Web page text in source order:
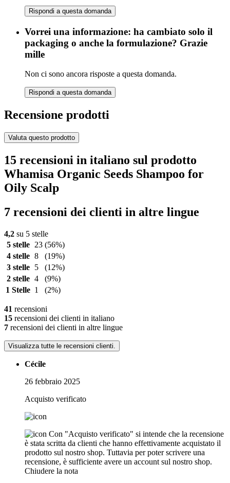
Rispondi a questa domanda
Vorrei una informazione: ha cambiato solo il
packaging o anche la formulazione? Grazie
mille
Non ci sono ancora risposte a questa domanda.
Rispondi a questa domanda
Recensione prodotti
Valuta questo prodotto
15 recensioni in italiano sul prodotto
Whamisa Organic Seeds Shampoo for
Oily Scalp
7 recensioni dei clienti in altre lingue
4,2 su 5 stelle
5 stelle
23 (56%)
4 stelle 8
(19%)
3 stelle
5
(12%)
2 stelle 4
(9%)
1 Stelle 1 (2%)
41 recensioni
15 recensioni dei clienti in italiano
7 recensioni dei clienti in altre lingue
Visualizza tutte le recensioni clienti.
Cécile
26 febbraio 2025
Acquisto verificato
Con "Acquisto verificato" si intende che la recensione
è stata scritta da clienti che hanno effettivamente acquistato il
prodotto sul nostro shop. Tuttavia per poter scrivere una
recensione, è sufficiente avere un account sul nostro shop.
Chiudere la nota